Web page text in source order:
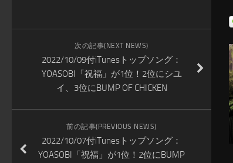
次の記事(NEXT NEWS)
2022/10/09付iTunesトップソング：
YOASOBI「祝福」が1位！2位にシユ
イ、3位にBUMP OF CHICKEN
前の記事(PREVIOUS NEWS)
2022/10/07付iTunesトップソング：
YOASOBI「祝福」が1位！2位にBUMP